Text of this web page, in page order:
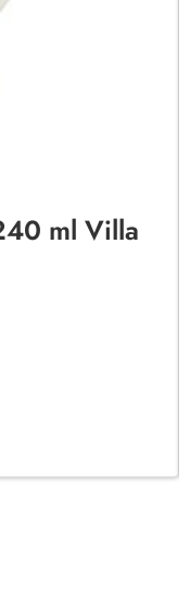
ml Villa